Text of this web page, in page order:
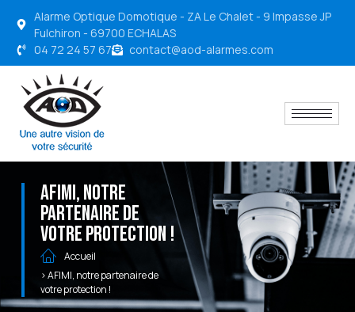
Alarme Optique Domotique - ZA Le Chalet - 9 Impasse JP
Fulchiron - 69700 ECHALAS
04 72 24 57 67
contact@aod-alarmes.com
AFIMI, notre
partenaire de
votre protection !
Accueil
> AFIMI, notre partenaire de
votre protection !